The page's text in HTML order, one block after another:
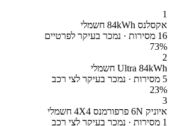
1
אקסלנס 84kWh חשמלי
16 מסירות · נמכר בעיקר לפרטיים
73%
2
Ultra 84kWh חשמלי
5 מסירות · נמכר בעיקר לצי רכב
23%
3
איוניק 6N פרפורמנס 4X4 חשמלי
1 מסירות · נמכר בעיקר לצי רכב